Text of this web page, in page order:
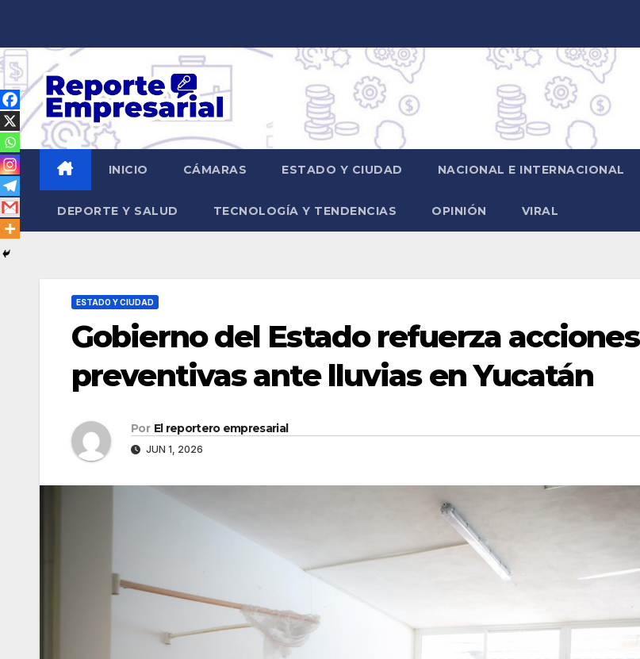
contenido
INICIO CÁMARAS ESTADO Y CIUDAD NACIONAL E INTERNACIONAL
DEPORTE Y SALUD TECNOLOGÍA Y TENDENCIAS OPINIÓN VIRAL
ESTADO Y CIUDAD
Gobierno del Estado refuerza acciones
preventivas ante lluvias en Yucatán
Por El reportero empresarial
JUN 1, 2026